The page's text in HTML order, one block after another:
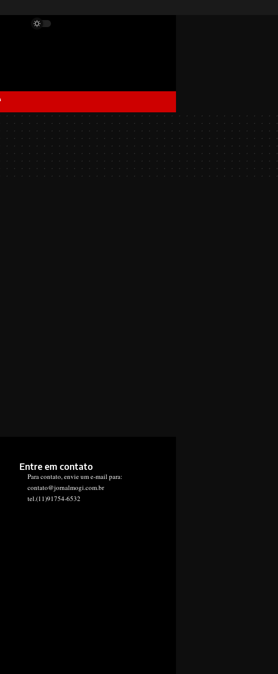
Entre em contato
Para contato, envie um e-mail para:
contato@jornalmogi.com.br
tel.(11)91754-6532